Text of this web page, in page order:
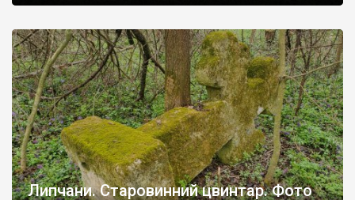
Липчани. Старовинний цвинтар. Фото